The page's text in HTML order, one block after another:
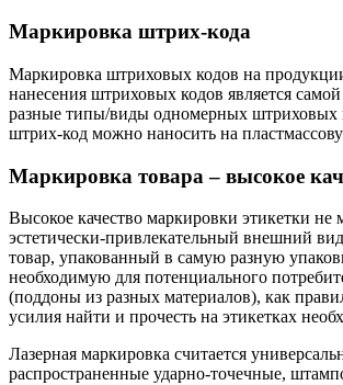
Маркировка штрих-кода
Маркировка штриховых кодов на
нанесения штриховых кодов является
разные типы/виды одномерных штриховых
штрих-код можно наносить на
Маркировка товара – высокое
Высокое качество маркировки этикетки
эстетически-привлекательный внешний
товар, упакованный в самую разную
необходимую для потенциального
(поддоны из разных материалов), как
усилия найти и прочесть на этикетках
Лазерная маркировка считается
распространенные ударно-точечные,